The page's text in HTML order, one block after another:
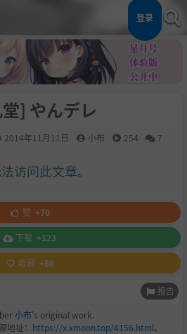
登录
] やんデレ
2014年11月11日 小布 254 7
访问此文章。
赞 +70
下载 +123
收藏 +86
报告
小布's original work.
地址： https://x.xmoon.top/4156.html。